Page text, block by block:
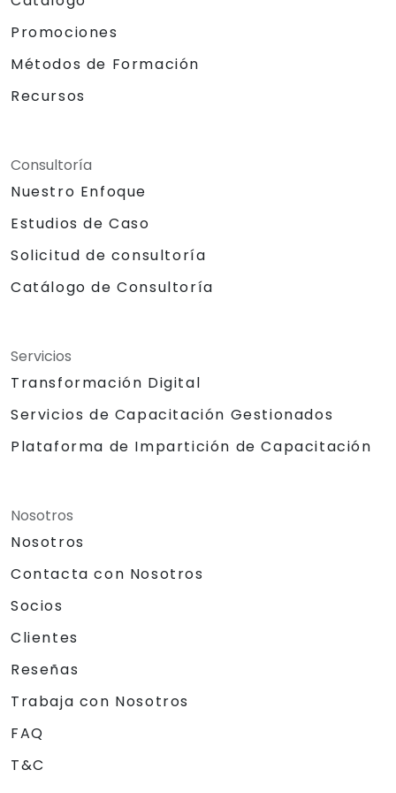
Promociones
Métodos de Formación
Recursos
Consultoría
Nuestro Enfoque
Estudios de Caso
Solicitud de consultoría
Catálogo de Consultoría
Servicios
Transformación Digital
Servicios de Capacitación Gestionados
Plataforma de Impartición de Capacitación
Nosotros
Nosotros
Contacta con Nosotros
Socios
Clientes
Reseñas
Trabaja con Nosotros
FAQ
T&C